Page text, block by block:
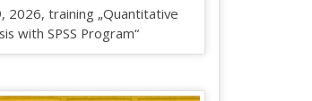
2026, training „Quantitative
with SPSS Program“